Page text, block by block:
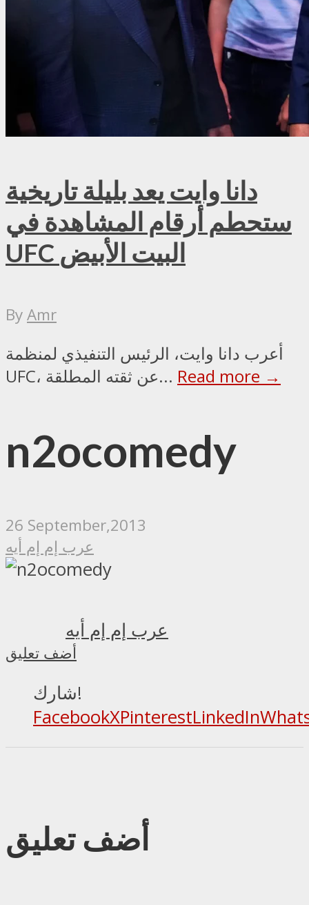
دانا وايت يعد بليلة تاريخية
ستحطم أرقام المشاهدة في
UFC البيت الأبيض
ByAmr
أعرب دانا وايت، الرئيس التنفيذي لمنظمة
UFC، عن ثقته المطلقة... Read more →
n2ocomedy
26 September,2013
عرب إم إم أيه
عرب إم إم أيه
أضف تعليق
شارك!
FacebookXPinterestLinkedIn
أضف تعليق